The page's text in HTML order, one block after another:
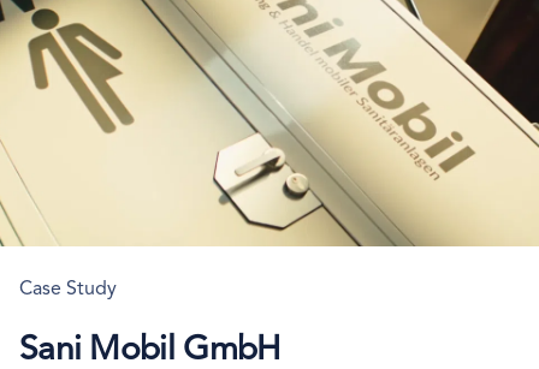
Case Study
Sani Mobil GmbH